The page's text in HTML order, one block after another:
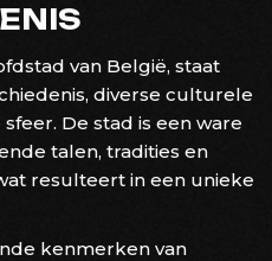
van België, staat
diverse culturele
De stad is een ware
talen, tradities en
resulteert in een unieke
kenmerken van